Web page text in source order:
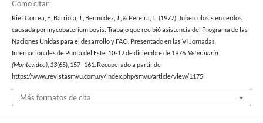
Cómo citar
Riet Correa, F., Barriola, J., Bermúdez, J., & Pereira, I. . (1977). Tuberculosis en cerdos
causada por mycobaterium bovis: Trabajo que recibió asistencia del Programa de las
Naciones Unidas para el desarrollo y FAO. Presentado en las VI Jornadas
Internacionales de Punta del Este. 10-12 de diciembre de 1976. Veterinaria
(Montevideo), 13(65), 157–161. Recuperado a partir de
https://www.revistasmvu.com.uy/index.php/smvu/article/view/1175
Más formatos de cita